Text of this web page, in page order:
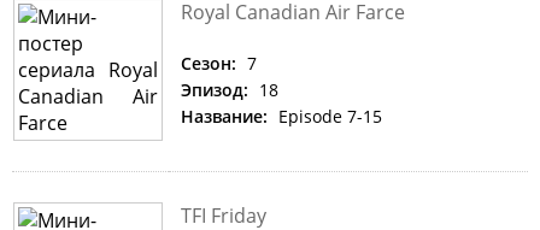
Royal Canadian Air Farce
Сезон: 7
Эпизод: 18
Название: Episode 7-15
TFI Friday